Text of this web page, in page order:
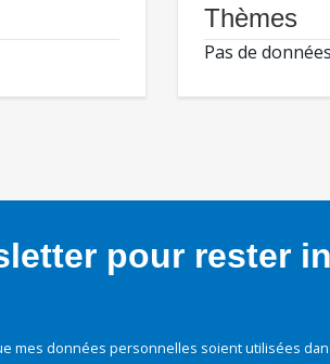
Thèmes
Pas de
pour rester
mes données personnelles soient utilisées